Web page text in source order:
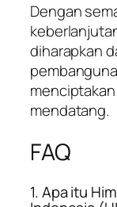
Dengan
diharapkan
mendatang.
FAQ
1. Apa itu